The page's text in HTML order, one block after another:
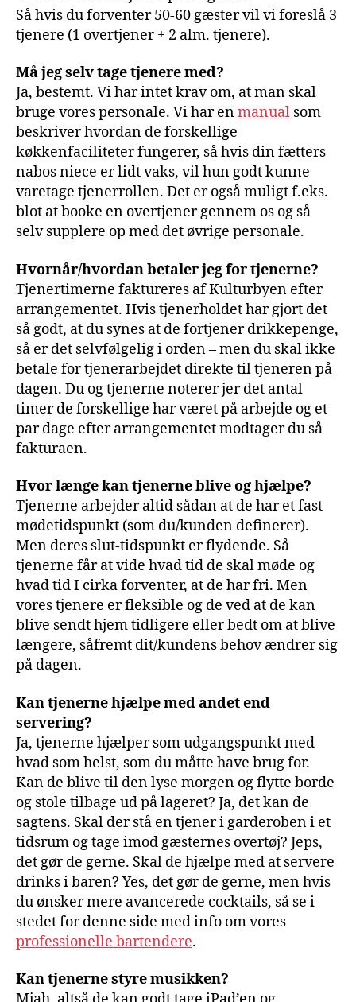
Så hvis du forventer 50-60 gæster vil vi foreslå 3
tjenere (1 overtjener + 2 alm. tjenere).
Må jeg selv tage tjenere med?
Ja, bestemt. Vi har intet krav om, at man skal
bruge vores personale. Vi har enmanual som
beskriver hvordan de forskellige
køkkenfaciliteter fungerer, så hvis din fætters
nabos niece er lidt vaks, vil hun godt kunne
varetage tjenerrollen. Det er også muligt f.eks.
blot at booke en overtjener gennem os og så
selv supplere op med det øvrige personale.
Hvornår/hvordan betaler jeg for tjenerne?
Tjenertimerne faktureres af Kulturbyen efter
arrangementet. Hvis tjenerholdet har gjort det
så godt, at du synes at de fortjener drikkepenge,
så er det selvfølgelig i orden – men du skal ikke
betale for tjenerarbejdet direkte til tjeneren på
dagen. Du og tjenerne noterer jer det antal
timer de forskellige har været på arbejde og et
par dage efter arrangementet modtager du så
fakturaen.
Hvor længe kan tjenerne blive og hjælpe?
Tjenerne arbejder altid sådan at de har et fast
mødetidspunkt (som du/kunden definerer).
Men deres slut-tidspunkt er flydende. Så
tjenerne får at vide hvad tid de skal møde og
hvad tid I cirka forventer, at de har fri. Men
vores tjenere er fleksible og de ved at de kan
blive sendt hjem tidligere eller bedt om at blive
længere, såfremt dit/kundens behov ændrer sig
på dagen.
Kan tjenerne hjælpe med andet end
servering?
Ja, tjenerne hjælper som udgangspunkt med
hvad som helst, som du måtte have brug for.
Kan de blive til den lyse morgen og flytte borde
og stole tilbage ud på lageret? Ja, det kan de
sagtens. Skal der stå en tjener i garderoben i et
tidsrum og tage imod gæsternes overtøj? Jeps,
det gør de gerne. Skal de hjælpe med at servere
drinks i baren? Yes, det gør de gerne, men hvis
du ønsker mere avancerede cocktails, så se i
stedet for denne side med info om vores
professionelle bartendere.
Kan tjenerne styre musikken?